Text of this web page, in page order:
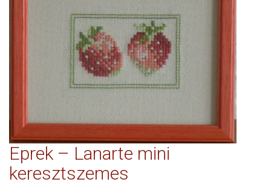
Eprek – Lanarte mini
keresztszemes